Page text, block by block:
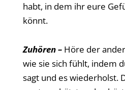
habt, in dem ihr eure
könnt.
Zuhören – Höre der
wie sie sich fühlt, indem
sagt und es wiederholst.